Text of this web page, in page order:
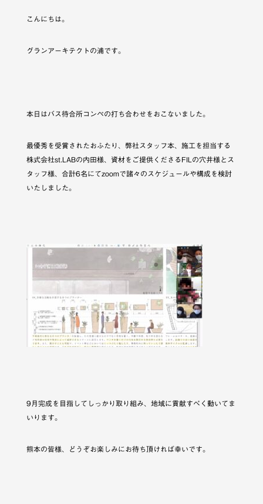
こんにちは。
グランアーキテクトの浦です。
本日はバス待合所コンペの打ち合わせをおこないました。
最優秀を受賞されたおふたり、弊社スタッフ本、施工を担当する
株式会社st.LABの内田様、資材をご提供くださるFILの穴井様とス
タッフ様、合計6名にてzoomで諸々のスケジュールや構成を検討
いたしました。
9月完成を目指してしっかり取り組み、地域に貢献すべく動いてま
いります。
熊本の皆様、どうぞお楽しみにお待ち頂ければ幸いです。